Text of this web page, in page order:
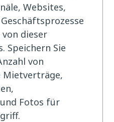
Websites,
dieser
Speichern Sie
von
Mietverträge,
Fotos für